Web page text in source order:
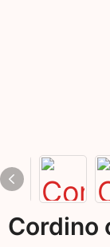
Cordino